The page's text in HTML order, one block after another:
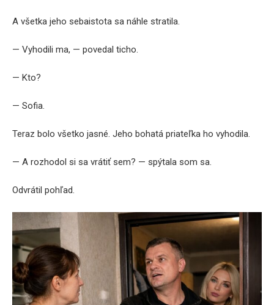
A všetka jeho sebaistota sa náhle stratila.
— Vyhodili ma, — povedal ticho.
— Kto?
— Sofia.
Teraz bolo všetko jasné. Jeho bohatá priateľka ho vyhodila.
— A rozhodol si sa vrátiť sem? — spýtala som sa.
Odvrátil pohľad.